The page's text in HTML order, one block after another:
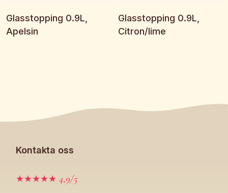
Begär offert
Glasstopping 0.9L,
Apelsin
Begär offert
Glasstopping 0.9L,
Citron/lime
Kontakta oss
★★★★★ 4,9/5